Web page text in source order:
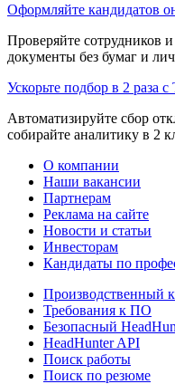
Оформляйте кандидатов
Проверяйте сотрудников
документы без бумаг и
Ускорьте подбор в 2 раза с
Автоматизируйте сбор
собирайте аналитику в 2
О компании
Наши вакансии
Партнерам
Реклама на сайте
Новости и статьи
Инвесторам
Кандидаты по
Производственный
Требования к ПО
Безопасный
HeadHunter API
Поиск работы
Поиск по резюме